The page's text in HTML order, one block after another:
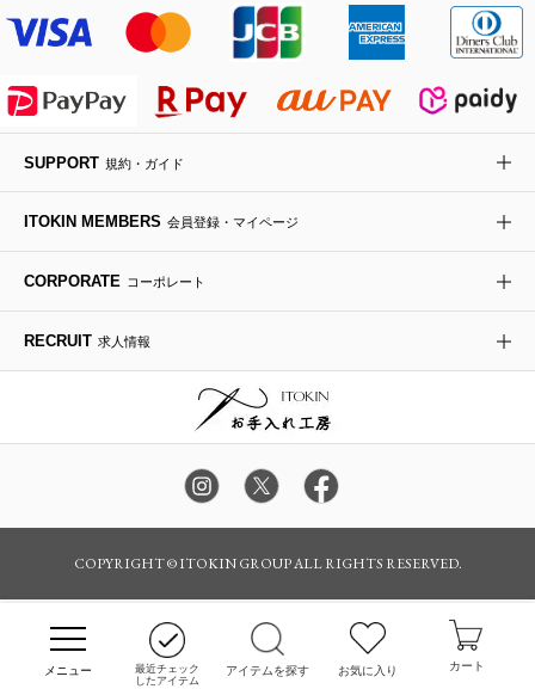
最近チェック
したアイテム
アイテムを探す お気に入り カート
MK MICHEL KLEIN BAG
HIROKO KOSHINO
ライダースジャケット
デニムジャケット
ダウンジャケット・コート
ハンカチ・バンダナ
手袋
チャーム・ストラップ
その他のグッズ・小物
バックパック・リュック
ボディバッグ・メッセンジャーバッグ
トラベルバッグ
フラットシューズ
ローファー
ドレスシューズ
カサブランカ・カラー
ラナンキュラス
ポプリアレンジ＆フレグランス
SUPPORT 規約・ガイド
ITOKIN MEMBERS 会員登録・マイページ
CORPORATE コーポレート
RECRUIT 求人情報
COPYRIGHT © ITOKIN GROUP ALL RIGHTS RESERVED.